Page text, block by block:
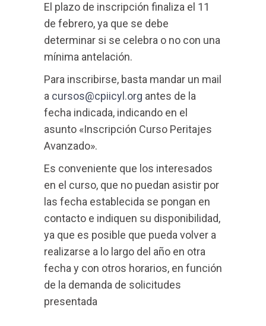
El plazo de inscripción finaliza el 11
de febrero, ya que se debe
determinar si se celebra o no con una
mínima antelación.
Para inscribirse, basta mandar un mail
a cursos@cpiicyl.org antes de la
fecha indicada, indicando en el
asunto «Inscripción Curso Peritajes
Avanzado».
Es conveniente que los interesados
en el curso, que no puedan asistir por
las fecha establecida se pongan en
contacto e indiquen su disponibilidad,
ya que es posible que pueda volver a
realizarse a lo largo del año en otra
fecha y con otros horarios, en función
de la demanda de solicitudes
presentada